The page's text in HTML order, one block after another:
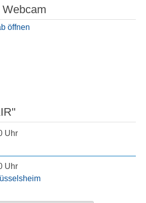
öffnen
Uhr
Uhr